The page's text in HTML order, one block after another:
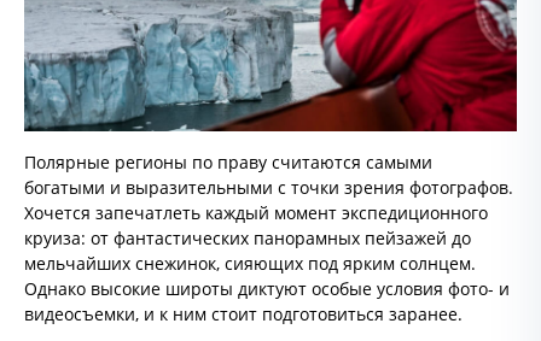
Полярные регионы по праву считаются самыми
богатыми и выразительными с точки зрения фотографов.
Хочется запечатлеть каждый момент экспедиционного
круиза: от фантастических панорамных пейзажей до
мельчайших снежинок, сияющих под ярким солнцем.
Однако высокие широты диктуют особые условия фото- и
видеосъемки, и к ним стоит подготовиться заранее.